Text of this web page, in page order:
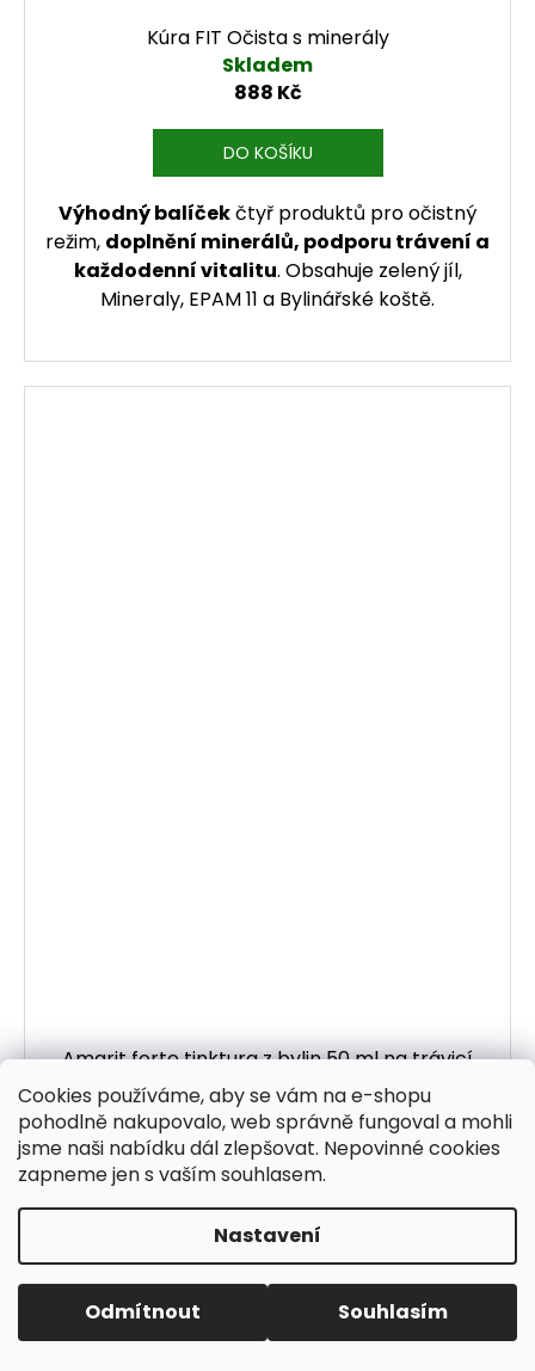
Cookies používáme, aby se vám na e-shopu
pohodlně nakupovalo, web správně fungoval a mohli
jsme naši nabídku dál zlepšovat. Nepovinné cookies
zapneme jen s vaším souhlasem.
Nastavení
Odmítnout Souhlasím
Kúra FIT Očista s minerály
Skladem
888 Kč
DO KOŠÍKU
Výhodný balíčekčtyř produktů pro očistný
režim, doplnění minerálů, podporu trávení a
každodenní vitalitu. Obsahuje zelený jíl,
Mineraly, EPAM 11 a Bylinářské koště.
Amarit forte tinktura z bylin 50 ml na trávicí
procesy v těle
Skladem
180 Kč
Měrná cena:
360 Kč / 100 ml
Bylinky v tinktuře Amarit forte se tradičně
používají na trávicí
procesy v těle, střeva, játra,
srdce, cukr, nervový systém, imunitu i klouby a